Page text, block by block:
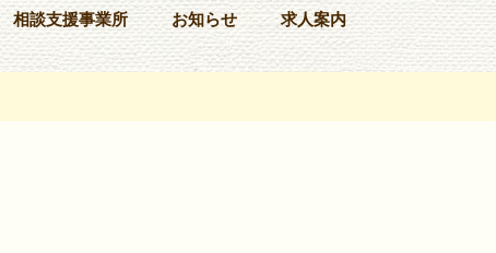
相談支援事業所 お知らせ 求人案内